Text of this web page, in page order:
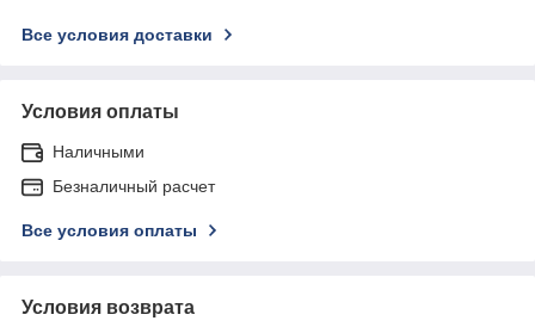
Все условия доставки
Условия оплаты
Наличными
Безналичный расчет
Все условия оплаты
Условия возврата